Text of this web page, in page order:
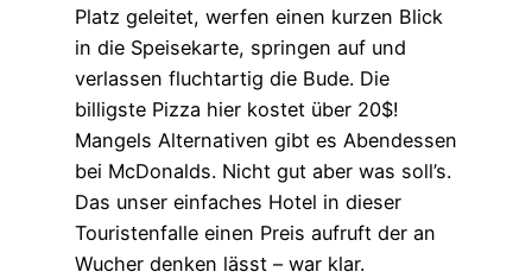
Platz geleitet, werfen einen kurzen Blick
in die Speisekarte, springen auf und
verlassen fluchtartig die Bude. Die
billigste Pizza hier kostet über 20$!
Mangels Alternativen gibt es Abendessen
bei McDonalds. Nicht gut aber was soll’s.
Das unser einfaches Hotel in dieser
Touristenfalle einen Preis aufruft der an
Wucher denken lässt – war klar.